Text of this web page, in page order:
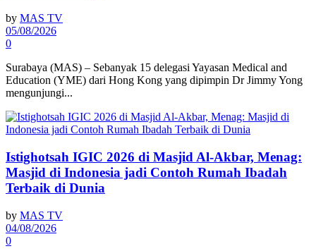
by MAS TV
05/08/2026
0
Surabaya (MAS) – Sebanyak 15 delegasi Yayasan Medical and
Education (YME) dari Hong Kong yang dipimpin Dr Jimmy Yong
mengunjungi...
Istighotsah IGIC 2026 di Masjid Al-Akbar, Menag:
Masjid di Indonesia jadi Contoh Rumah Ibadah
Terbaik di Dunia
by MAS TV
04/08/2026
0